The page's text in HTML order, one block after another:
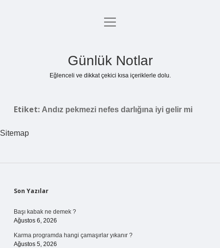
Anasayfa
menüyü
Günlük Notlar
Eğlenceli ve dikkat çekici kısa içeriklerle dolu.
Etiket: Andız pekmezi nefes darlığına iyi gelir mi
Sitemap
Sidebar
Son Yazılar
Başı kabak ne demek ?
Ağustos 6, 2026
Karma programda hangi çamaşırlar yıkanır ?
Ağustos 5, 2026